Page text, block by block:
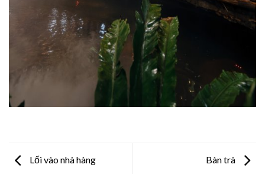
Lối vào nhà hàng Bàn trà